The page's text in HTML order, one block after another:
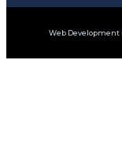
Web Development